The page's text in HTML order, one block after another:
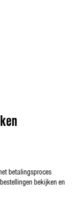
betalingsproces
bekijken en